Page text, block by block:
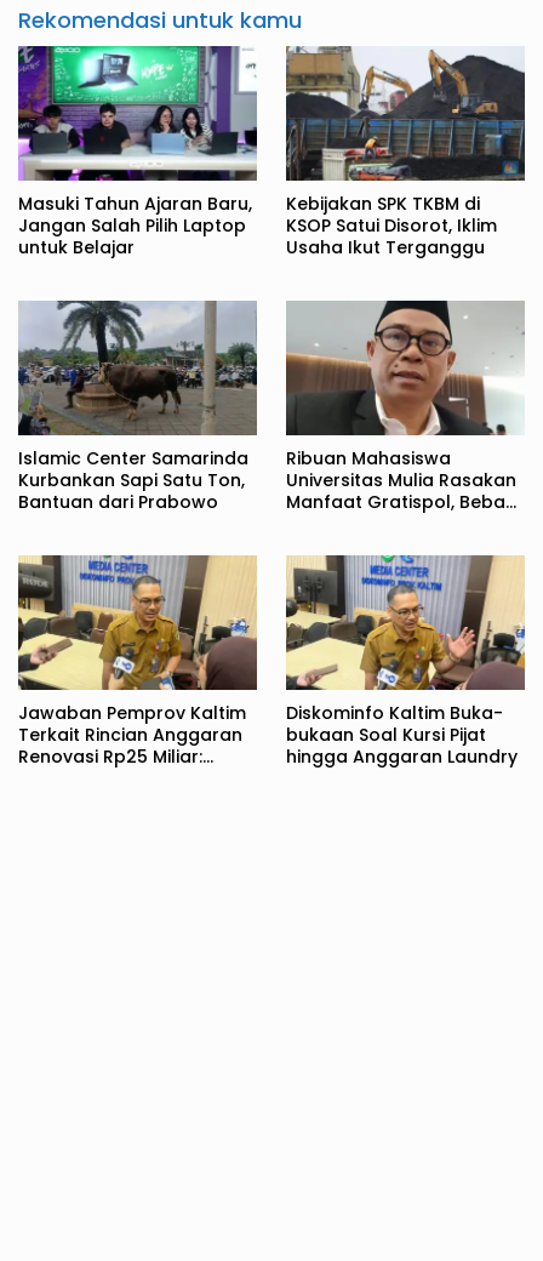
Rekomendasi untuk kamu
Masuki Tahun Ajaran Baru,
Jangan Salah Pilih Laptop
untuk Belajar
Kebijakan SPK TKBM di
KSOP Satui Disorot, Iklim
Usaha Ikut Terganggu
Islamic Center Samarinda
Kurbankan Sapi Satu Ton,
Bantuan dari Prabowo
Ribuan Mahasiswa
Universitas Mulia Rasakan
Manfaat Gratispol, Beban
Jawaban Pemprov Kaltim
Terkait Rincian Anggaran
Renovasi Rp25 Miliar:
Diskominfo Kaltim Buka-
bukaan Soal Kursi Pijat
hingga Anggaran Laundry